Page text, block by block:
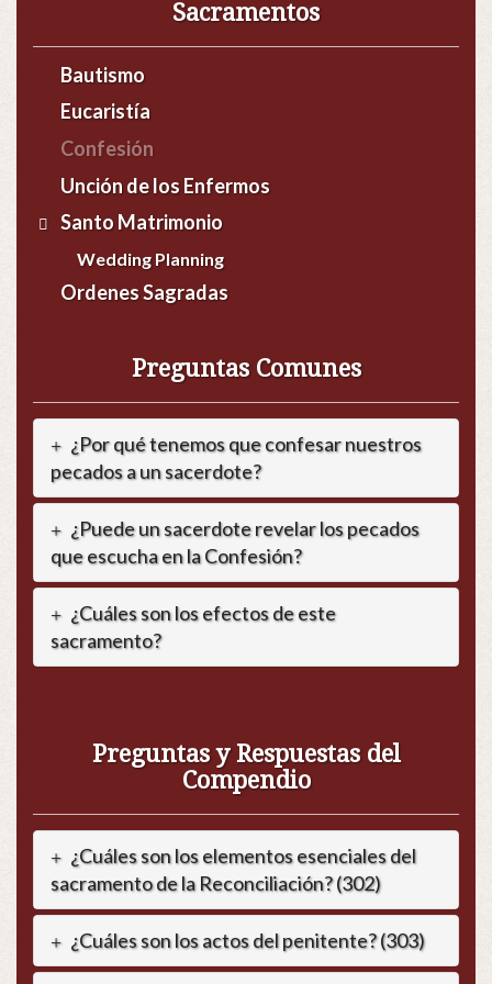
Sacramentos
Bautismo
Eucaristía
Confesión
Unción de los Enfermos
Santo Matrimonio
Wedding Planning
Ordenes Sagradas
Preguntas Comunes
¿Por qué tenemos que confesar nuestros
pecados a un sacerdote?
¿Puede un sacerdote revelar los pecados
que escucha en la Confesión?
¿Cuáles son los efectos de este
sacramento?
Preguntas y Respuestas del
Compendio
¿Cuáles son los elementos esenciales del
sacramento de la Reconciliación? (302)
¿Cuáles son los actos del penitente? (303)